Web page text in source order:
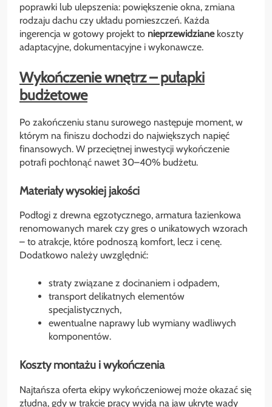
poprawki lub ulepszenia: powiększenie okna, zmiana
rodzaju dachu czy układu pomieszczeń. Każda
ingerencja w gotowy projekt to nieprzewidzianekoszty
adaptacyjne, dokumentacyjne i wykonawcze.
Wykończenie wnętrz – pułapki
budżetowe
Po zakończeniu stanu surowego następuje moment, w
którym na finiszu dochodzi do największych napięć
finansowych. W przeciętnej inwestycji wykończenie
potrafi pochłonąć nawet 30–40% budżetu.
Materiały wysokiej jakości
Podłogi z drewna egzotycznego, armatura łazienkowa
renomowanych marek czy gres o unikatowych wzorach
– to atrakcje, które podnoszą komfort, lecz i cenę.
Dodatkowo należy uwzględnić:
straty związane z docinaniem i odpadem,
transport delikatnych elementów
specjalistycznych,
ewentualne naprawy lub wymiany wadliwych
komponentów.
Koszty montażu i wykończenia
Najtańsza oferta ekipy wykończeniowej może okazać się
złudna, gdy w trakcie pracy wyjdą na jaw ukryte wady